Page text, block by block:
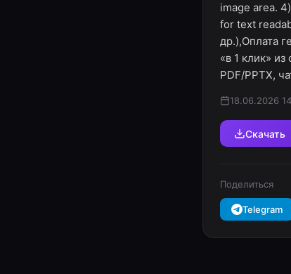
image area.
for text
др.),Оплата
«в 1 клик»
PDF/PPTX,
18.06.2026
Скачать
Поделиться
Telegram